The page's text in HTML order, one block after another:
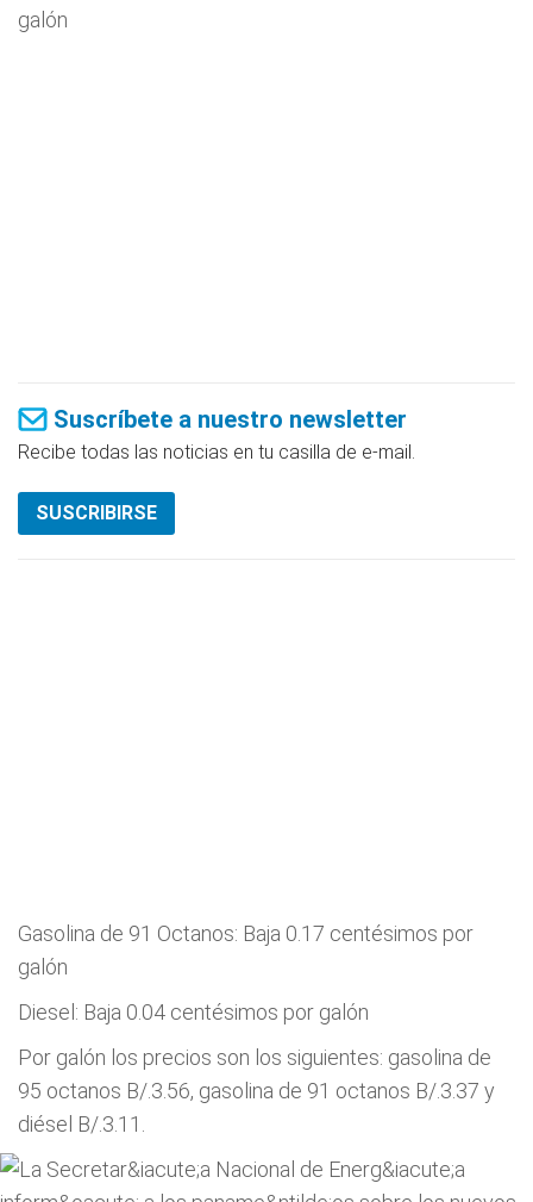
galón
Suscríbete a nuestro newsletter
Recibe todas las noticias en tu casilla de e-mail.
SUSCRIBIRSE
Gasolina de 91 Octanos: Baja 0.17 centésimos por
galón
Diesel: Baja 0.04 centésimos por galón
Por galón los precios son los siguientes: gasolina de
95 octanos B/.3.56, gasolina de 91 octanos B/.3.37 y
diésel B/.3.11.